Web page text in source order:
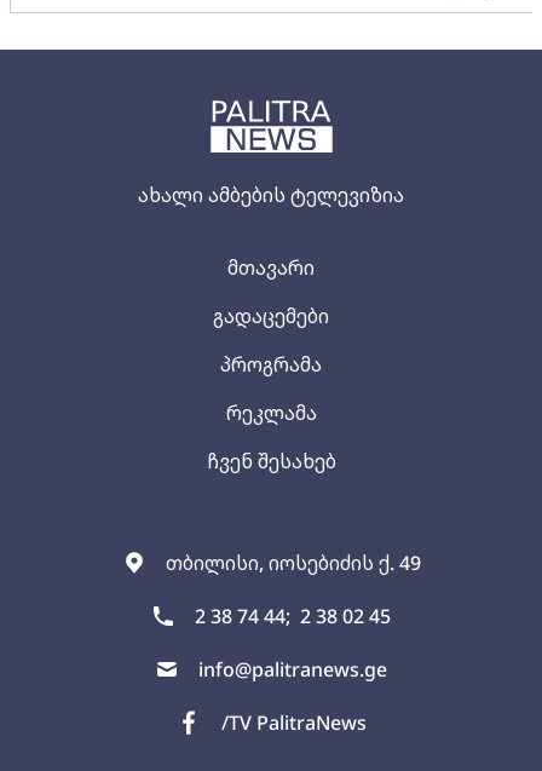
ახალი ამბების ტელევიზია
თბილისი, იოსებიძის ქ. 49
2 38 74 44; 2 38 02 45
info@palitranews.ge
/TV PalitraNews
მთავარი
გადაცემები
პროგრამა
რეკლამა
ჩვენ შესახებ